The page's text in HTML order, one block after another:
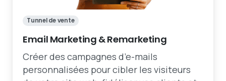
Tunnel de vente
Email Marketing & Remarketing
Créer des campagnes d’e-mails
personnalisées pour cibler les visiteurs